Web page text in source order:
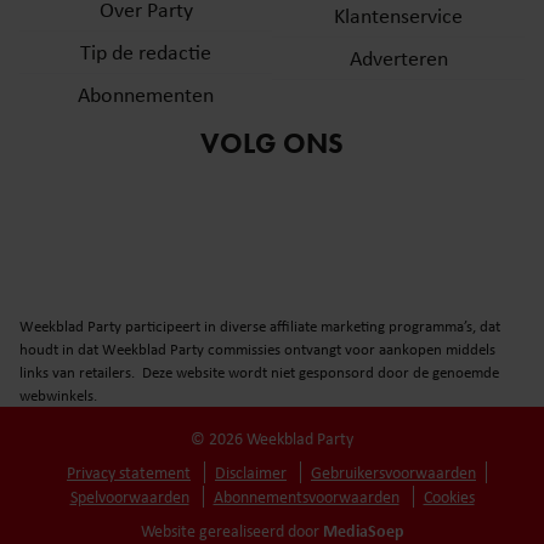
Over Party
Tip de redactie
Abonnementen
Klantenservice
Adverteren
VOLG ONS
Weekblad Party participeert in diverse affiliate marketing programma’s, dat
houdt in dat Weekblad Party commissies ontvangt voor aankopen middels
links van retailers. Deze website wordt niet gesponsord door de genoemde
webwinkels.
© 2026 Weekblad Party
Privacy statement
Disclaimer
Gebruikersvoorwaarden
Spelvoorwaarden
Abonnementsvoorwaarden
Cookies
Website gerealiseerd door MediaSoep